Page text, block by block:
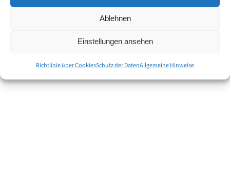
Ablehnen
Einstellungen ansehen
Richtlinie über CookiesSchutz der DatenAllgemeine Hinweise